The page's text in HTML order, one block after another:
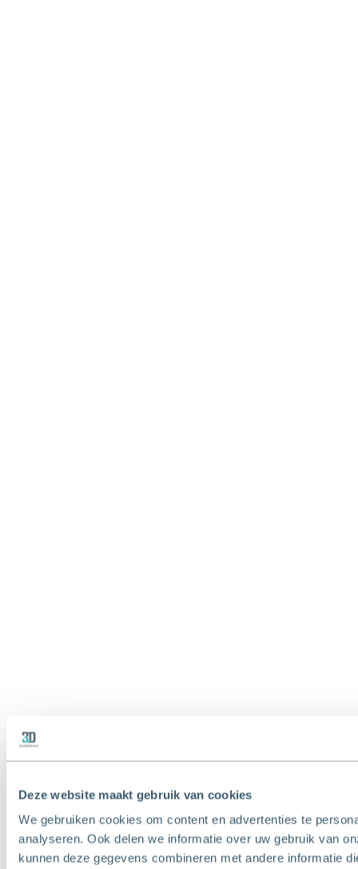
Deze website maakt gebruik van cookies
We gebruiken cookies om content en advertenties te
analyseren. Ook delen we informatie over uw gebruik van
kunnen deze gegevens combineren met andere informatie